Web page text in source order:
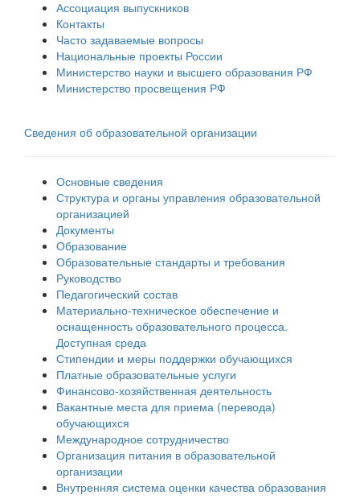
Ассоциация выпускников
Контакты
Часто задаваемые вопросы
Национальные проекты России
Министерство науки и высшего образования РФ
Министерство просвещения РФ
Сведения об образовательной организации
Основные сведения
Структура и органы управления образовательной
организацией
Документы
Образование
Образовательные стандарты и требования
Руководство
Педагогический состав
Материально-техническое обеспечение и
оснащенность образовательного процесса.
Доступная среда
Стипендии и меры поддержки обучающихся
Платные образовательные услуги
Финансово-хозяйственная деятельность
Вакантные места для приема (перевода)
обучающихся
Международное сотрудничество
Организация питания в образовательной
организации
Внутренняя система оценки качества образования